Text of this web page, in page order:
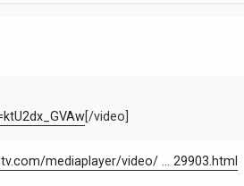
[/video]
mediaplayer/video/ ... 29903.html